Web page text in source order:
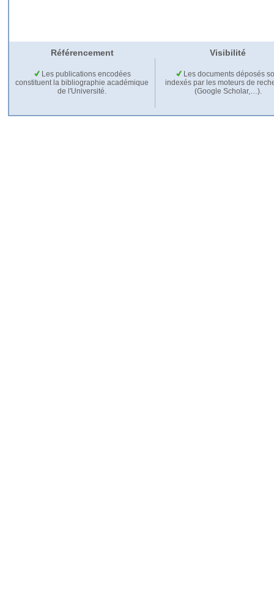
Référencement Visibilité
Les publications encodées
constituent la bibliographie académique
de l'Université.
Les documents déposés
indexés par les moteurs de
(Google Scholar,…).